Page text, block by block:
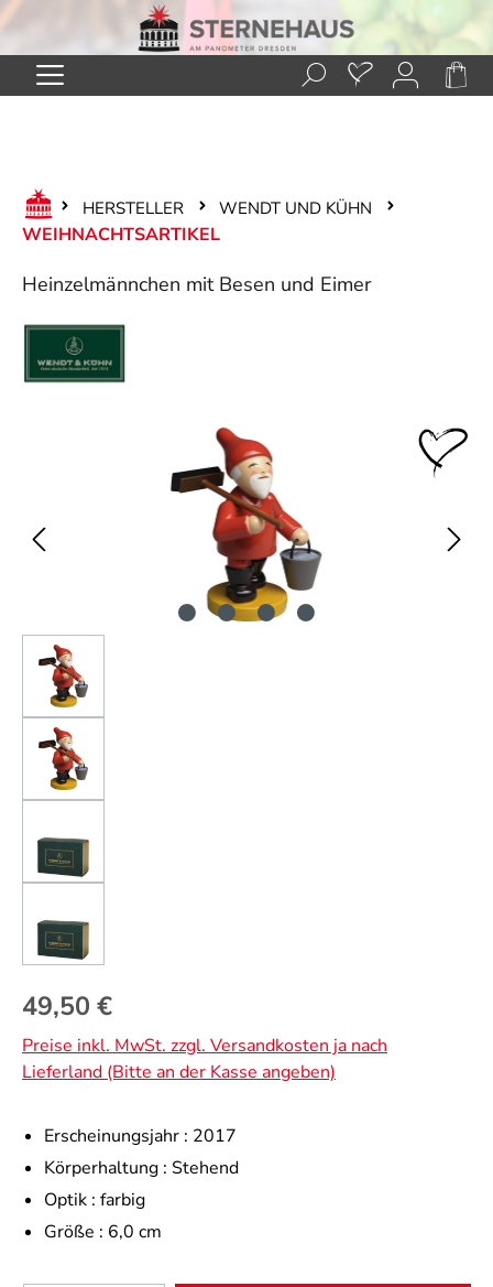
Zum Hauptinhalt springen
HERSTELLER WENDT UND KÜHN
WEIHNACHTSARTIKEL
Heinzelmännchen mit Besen und Eimer
Bildergalerie überspringen
Regulärer Preis:
49,50 €
Preise inkl. MwSt. zzgl. Versandkosten ja nach
Lieferland (Bitte an der Kasse angeben)
Erscheinungsjahr : 2017
Körperhaltung : Stehend
Optik : farbig
Größe : 6,0 cm